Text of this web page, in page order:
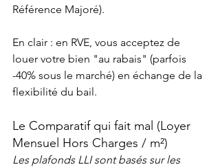
Référence Majoré).
En clair : en RVE, vous acceptez de
louer votre bien "au rabais" (parfois
-40% sous le marché) en échange de la
flexibilité du bail.
Le Comparatif qui fait mal (Loyer
Mensuel Hors Charges / m²)
Les plafonds LLI sont basés sur les